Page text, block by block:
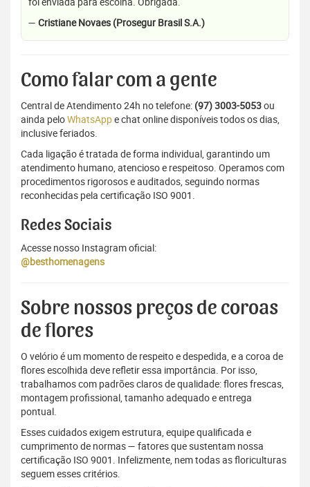
— Cristiane Novaes (Prosegur Brasil S.A.)
Como falar com a gente
Central de Atendimento 24h no telefone: (97) 3003-5053ou
ainda peloWhatsAppe chat online disponíveis todos os dias,
inclusive feriados.
Cada ligação é tratada de forma individual, garantindo um
atendimento humano, atencioso e respeitoso. Operamos com
procedimentos rigorosos e auditados, seguindo normas
reconhecidas pela certificação ISO 9001.
Redes Sociais
Acesse nosso Instagram oficial:
@besthomenagens
Sobre nossos preços de coroas
de flores
O velório é um momento de respeito e despedida, e a coroa de
flores escolhida deve refletir essa importância. Por isso,
trabalhamos com padrões claros de qualidade: flores frescas,
montagem profissional, tamanho adequado e entrega
pontual.
Esses cuidados exigem estrutura, equipe qualificada e
cumprimento de normas — fatores que sustentam nossa
certificação ISO 9001. Infelizmente, nem todas as floriculturas
seguem esses critérios.